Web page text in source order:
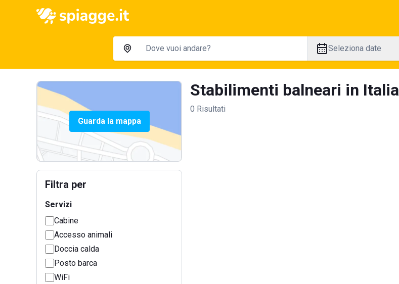
Seleziona date
Guarda la mappa
Filtra per
Servizi
Cabine
Accesso animali
Doccia calda
Posto barca
WiFi
Stabilimenti balneari in Italia
0 Risultati